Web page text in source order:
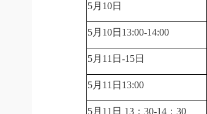
5月10日
5月10日13:00-14:00
5月11日-15日
5月11日13:00
5月11日 13：30-14：30